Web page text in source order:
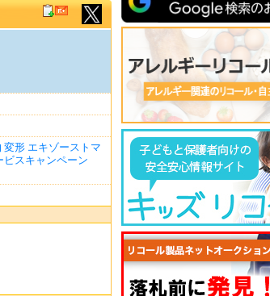
変形 エキゾーストマ
ビスキャンペーン